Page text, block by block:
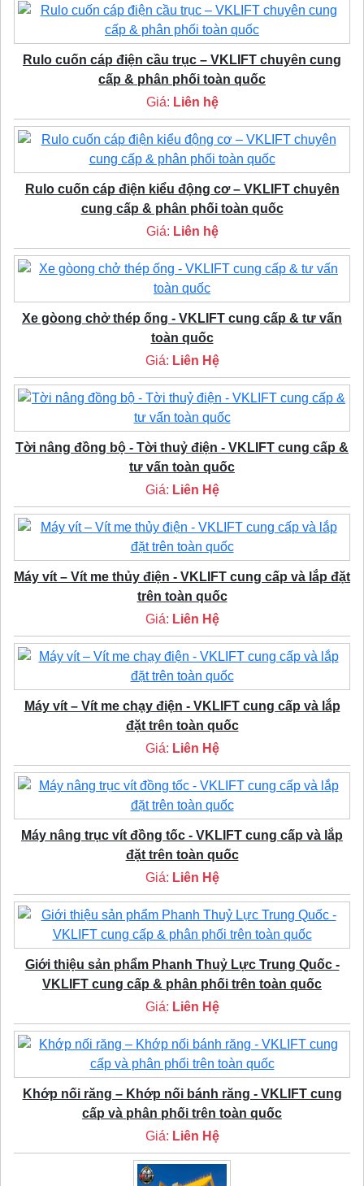
Rulo cuốn cáp điện cầu trục – VKLIFT chuyên cung
cấp & phân phối toàn quốc
Giá: Liên hệ
Rulo cuốn cáp điện kiểu động cơ – VKLIFT chuyên
cung cấp & phân phối toàn quốc
Giá: Liên hệ
Xe gòong chở thép ống - VKLIFT cung cấp & tư vấn
toàn quốc
Giá: Liên Hệ
Tời nâng đồng bộ - Tời thuỷ điện - VKLIFT cung cấp &
tư vấn toàn quốc
Giá: Liên Hệ
Máy vít – Vít me thủy điện - VKLIFT cung cấp và lắp đặt
trên toàn quốc
Giá: Liên Hệ
Máy vít – Vít me chạy điện - VKLIFT cung cấp và lắp
đặt trên toàn quốc
Giá: Liên Hệ
Máy nâng trục vít đồng tốc - VKLIFT cung cấp và lắp
đặt trên toàn quốc
Giá: Liên Hệ
Giới thiệu sản phẩm Phanh Thuỷ Lực Trung Quốc -
VKLIFT cung cấp & phân phối trên toàn quốc
Giá: Liên Hệ
Khớp nối răng – Khớp nối bánh răng - VKLIFT cung
cấp và phân phối trên toàn quốc
Giá: Liên Hệ